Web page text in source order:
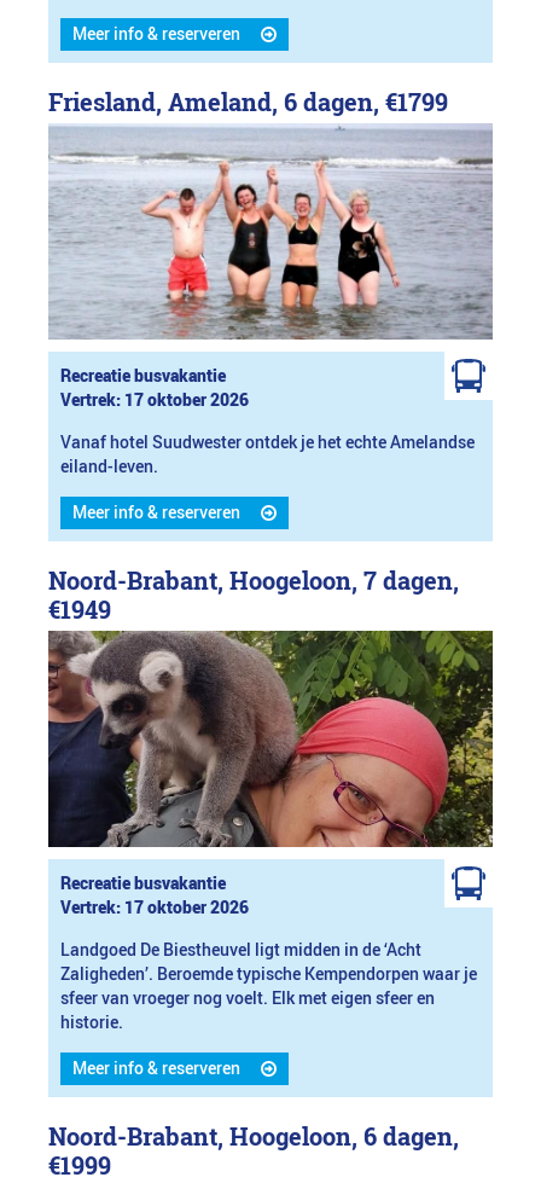
Meer info & reserveren
Friesland, Ameland, 6 dagen, €1799
Recreatie busvakantie
Vertrek: 17 oktober 2026
Vanaf hotel Suudwester ontdek je het echte Amelandse
eiland-leven.
Meer info & reserveren
Noord-Brabant, Hoogeloon, 7 dagen,
€1949
Recreatie busvakantie
Vertrek: 17 oktober 2026
Landgoed De Biestheuvel ligt midden in de ‘Acht
Zaligheden’. Beroemde typische Kempendorpen waar je
sfeer van vroeger nog voelt. Elk met eigen sfeer en
historie.
Meer info & reserveren
Noord-Brabant, Hoogeloon, 6 dagen,
€1999